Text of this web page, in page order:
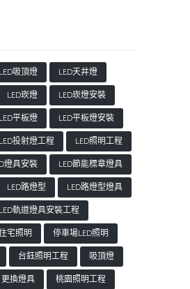
LED吸頂燈
LED天井燈
LED崁燈
LED崁燈安裝
LED平板燈
LED平板燈安裝
LED投射燈工程
LED照明工程
燈具安裝
LED節能標章燈具
LED路燈型
LED路燈型燈具
LED軌道燈具安裝工程
宅照明
停車場LED照明
台鈺照明工程
吸頂燈
更換燈具
桃園照明工程